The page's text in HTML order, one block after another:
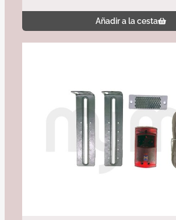
Añadir a la cesta